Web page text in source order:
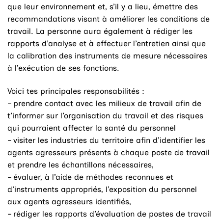
que leur environnement et, s’il y a lieu, émettre des
recommandations visant à améliorer les conditions de
travail. La personne aura également à rédiger les
rapports d’analyse et à effectuer l’entretien ainsi que
la calibration des instruments de mesure nécessaires
à l’exécution de ses fonctions.
Voici tes principales responsabilités :
– prendre contact avec les milieux de travail afin de
t’informer sur l’organisation du travail et des risques
qui pourraient affecter la santé du personnel
– visiter les industries du territoire afin d’identifier les
agents agresseurs présents à chaque poste de travail
et prendre les échantillons nécessaires,
– évaluer, à l’aide de méthodes reconnues et
d’instruments appropriés, l’exposition du personnel
aux agents agresseurs identifiés,
– rédiger les rapports d’évaluation de postes de travail